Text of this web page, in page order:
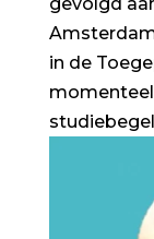
in de